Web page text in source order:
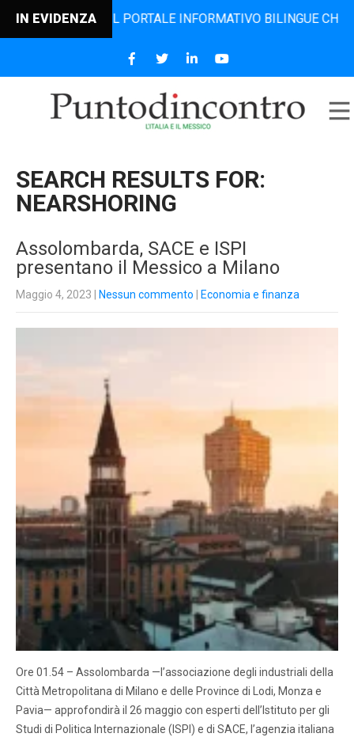
IN EVIDENZA
IL PORTALE INFORMATIVO BILINGUE CHE DAL 2006
SEARCH RESULTS FOR:
NEARSHORING
Assolombarda, SACE e ISPI
presentano il Messico a Milano
Maggio 4, 2023 Nessun commento Economia e finanza
Ore 01.54 – Assolombarda —l’associazione degli industriali della
Città Metropolitana di Milano e delle Province di Lodi, Monza e
Pavia— approfondirà il 26 maggio con esperti dell’Istituto per gli
Studi di Politica Internazionale (ISPI) e di SACE, l’agenzia italiana